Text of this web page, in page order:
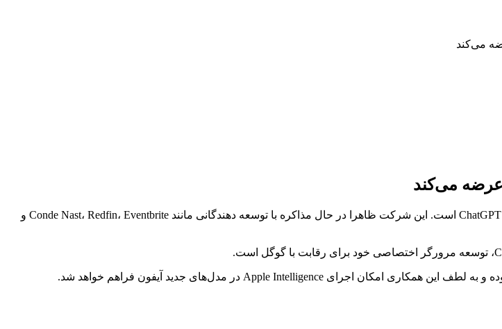
شرکت OpenAI به عنوان توسعه دهنده هوش مصنوعی ChatGPT، به دنبال ادغام مرورگر خود با ChatGPT است. این شرکت ظاهرا در حال مذاکره با توسعه دهندگانی مانند Conde Nast، Redfin، Eventbrite و